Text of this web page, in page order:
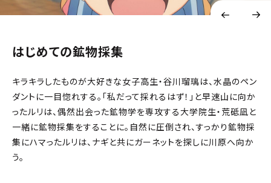
はじめての鉱物採集
キラキラしたものが大好きな女子高生・谷川瑠璃は、水晶のペン
ダントに一目惚れする。「私だって採れるはず！」と早速山に向か
ったルリは、偶然出会った鉱物学を専攻する大学院生・荒砥凪と
一緒に鉱物採集をすることに。自然に圧倒され、すっかり鉱物採
集にハマったルリは、ナギと共にガーネットを探しに川原へ向か
う。